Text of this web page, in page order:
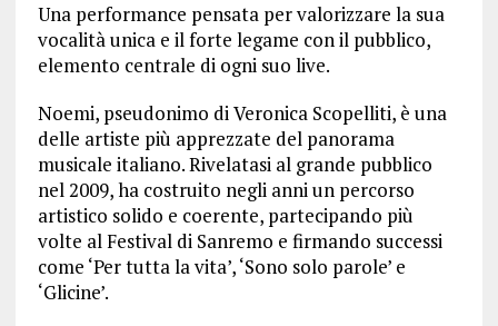
Una performance pensata per valorizzare la sua
vocalità unica e il forte legame con il pubblico,
elemento centrale di ogni suo live.
Noemi, pseudonimo di Veronica Scopelliti, è una
delle artiste più apprezzate del panorama
musicale italiano. Rivelatasi al grande pubblico
nel 2009, ha costruito negli anni un percorso
artistico solido e coerente, partecipando più
volte al Festival di Sanremo e firmando successi
come ‘Per tutta la vita’, ‘Sono solo parole’ e
‘Glicine’.